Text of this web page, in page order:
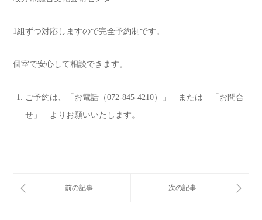
1組ずつ対応しますので完全予約制です。
個室で安心して相談できます。
ご予約は、「お電話（072-845-4210）」 または 「お問合
せ」 よりお願いいたします。